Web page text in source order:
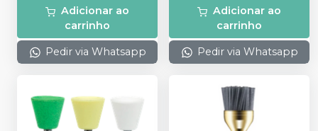
Adicionar ao
carrinho
Pedir via Whatsapp
Adicionar ao
carrinho
Pedir via Whatsapp